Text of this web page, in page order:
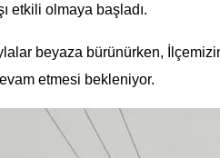
etkili olmaya başladı.
beyaza bürünürken,
etmesi bekleniyor.